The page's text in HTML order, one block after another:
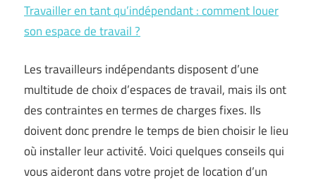
Travailler en tant qu’indépendant : comment louer
son espace de travail ?
Les travailleurs indépendants disposent d’une
multitude de choix d’espaces de travail, mais ils ont
des contraintes en termes de charges fixes. Ils
doivent donc prendre le temps de bien choisir le lieu
où installer leur activité. Voici quelques conseils qui
vous aideront dans votre projet de location d’un